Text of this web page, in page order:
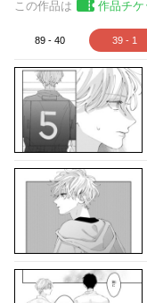
この作品は 作品チケ
89 - 40 39 - 1